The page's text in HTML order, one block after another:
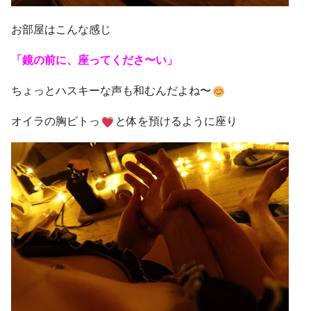
お部屋はこんな感じ
「鏡の前に、座ってくださ〜い」
ちょっとハスキーな声も和むんだよね〜
オイラの胸ピトっ と体を預けるように座り